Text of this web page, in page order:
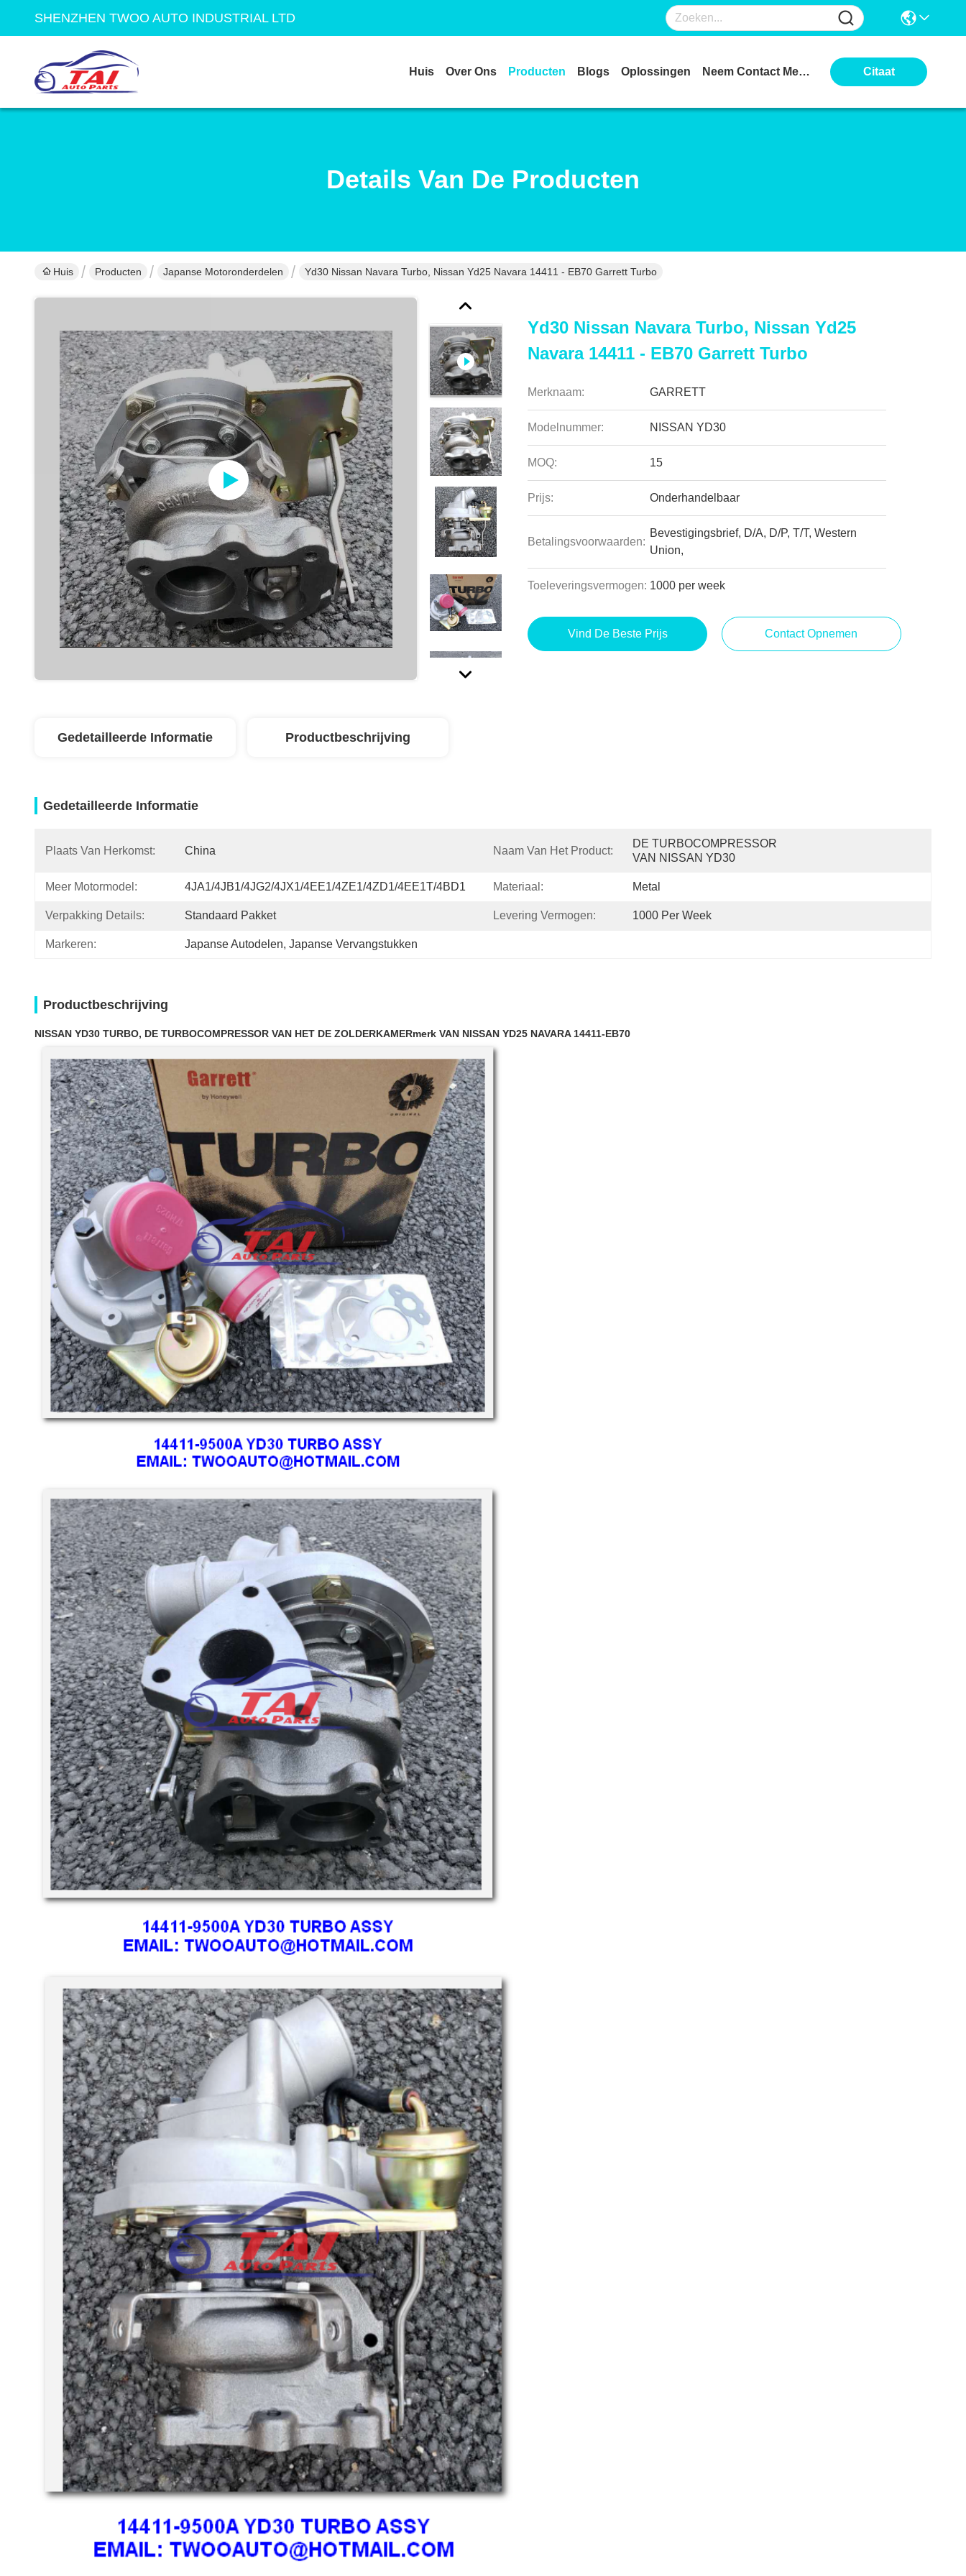
SHENZHEN TWOO AUTO INDUSTRIAL LTD
Huis Over Ons Producten Blogs Oplossingen Neem Contact Met Ons Op Citaat
Details Van De Producten
Huis Producten Japanse Motoronderdelen Yd30 Nissan Navara Turbo, Nissan Yd25 Navara 14411 - EB70 Garrett Turbo
Yd30 Nissan Navara Turbo, Nissan Yd25
Navara 14411 - EB70 Garrett Turbo
Merknaam: GARRETT
Modelnummer: NISSAN YD30
MOQ: 15
Prijs: Onderhandelbaar
Betalingsvoorwaarden:
Bevestigingsbrief, D/A, D/P, T/T, Western
Union,
Toeleveringsvermogen: 1000 per week
Vind De Beste Prijs Contact Opnemen
Gedetailleerde Informatie Productbeschrijving
Gedetailleerde Informatie
Plaats Van Herkomst: China Naam Van Het Product:
DE TURBOCOMPRESSOR
VAN NISSAN YD30
Meer Motormodel: 4JA1/4JB1/4JG2/4JX1/4EE1/4ZE1/4ZD1/4EE1T/4BD1 Materiaal: Metal
Verpakking Details: Standaard Pakket Levering Vermogen: 1000 Per Week
Markeren: Japanse Autodelen, Japanse Vervangstukken
Productbeschrijving
NISSAN YD30 TURBO, DE TURBOCOMPRESSOR VAN HET DE ZOLDERKAMERmerk VAN NISSAN YD25 NAVARA 14411-EB70